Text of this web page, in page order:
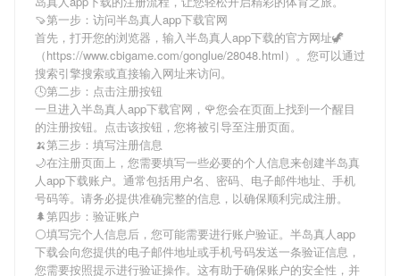
🍠第一步：访问半岛真人app下载官网
首先，打开您的浏览器，输入半岛真人app下载的官方网址🦖
（https://www.cbigame.com/gonglue/28048.html）。您可以通过
搜索引擎搜索或直接输入网址来访问。
🕓第二步：点击注册按钮
一旦进入半岛真人app下载官网，🌹您会在页面上找到一个醒目
的注册按钮。点击该按钮，您将被引导至注册页面。
🍌第三步：填写注册信息
🌙在注册页面上，您需要填写一些必要的个人信息来创建半岛真
人app下载账户。通常包括用户名、密码、电子邮件地址、手机
号码等。请务必提供准确完整的信息，以确保顺利完成注册。
🌲第四步：验证账户
⚪填写完个人信息后，您可能需要进行账户验证。 半岛真人app
下载会向您提供的电子邮件地址或手机号码发送一条验证信息，
您需要按照提示进行验证操作。这有助于确保账户的安全性，并